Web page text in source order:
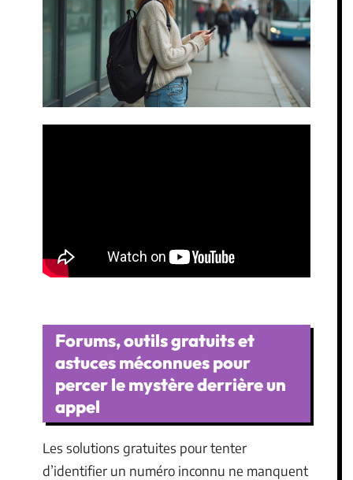
Forums, outils gratuits et
astuces méconnues pour
percer le mystère derrière un
appel
Les solutions gratuites pour tenter
d’identifier un numéro inconnu ne manquent